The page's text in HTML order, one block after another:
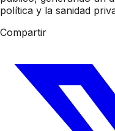
política y la sanidad
Compartir